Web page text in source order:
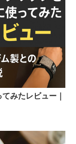
みたレビュー｜